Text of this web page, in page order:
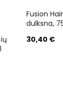
Fusion
dulksna,
30,40 €